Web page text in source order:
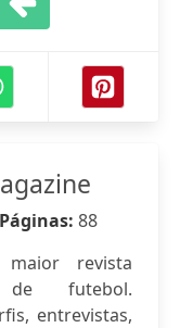
88
maior revista
de futebol.
entrevistas,